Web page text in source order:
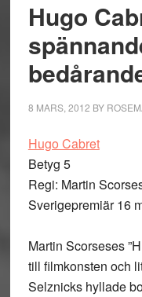
Hugo
8 MARS, 2012 BY
Hugo Cabret
Betyg 5
Regi: Martin
Sverigepremiär 16
Martin Scorseses
till filmkonsten och
Selznicks hyllade